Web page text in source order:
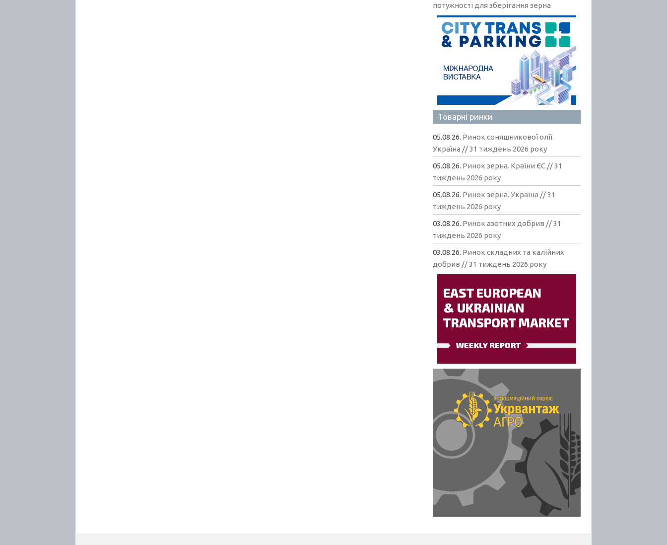
потужності для зберігання зерна
Товарні ринки
05.08.26. Ринок соняшникової олії.
Україна // 31 тиждень 2026 року
05.08.26. Ринок зерна. Країни ЄС // 31
тиждень 2026 року
05.08.26. Ринок зерна. Україна // 31
тиждень 2026 року
03.08.26. Ринок азотних добрив // 31
тиждень 2026 року
03.08.26. Ринок складних та калійних
добрив // 31 тиждень 2026 року